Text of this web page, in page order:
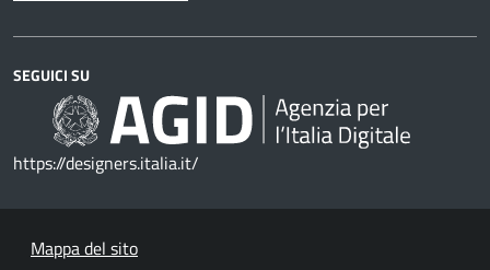
SEGUICI SU
https://designers.italia.it/
Mappa del sito